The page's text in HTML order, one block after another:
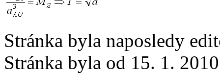
Stránka byla naposledy
Stránka byla od 15. 1.